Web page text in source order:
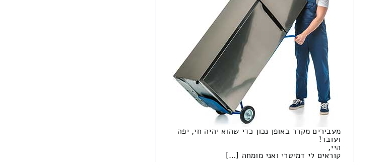
מעבירים מקרר באופן נכון כדי שהוא יהיה חי, יפה
ועובד!
היי,
קוראים לי דמיטרי ואני מומחה […]